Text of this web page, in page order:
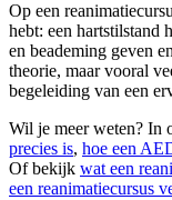
Op een
hebt: een hartstilstand
en beademing geven
theorie, maar vooral
begeleiding van een
Wil je meer weten? In
precies is, hoe een
Of bekijk wat een
een reanimatiecursus